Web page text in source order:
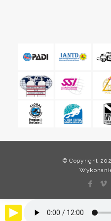
© Copyright